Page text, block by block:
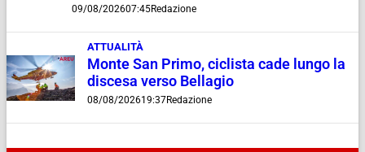
09/08/202607:45Redazione
ATTUALITÀ
Monte San Primo, ciclista cade lungo la
discesa verso Bellagio
08/08/202619:37Redazione